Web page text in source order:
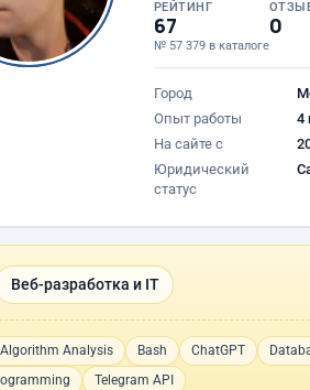
РЕЙТИНГ
67
№ 57 379 в каталоге
0
Город
Опыт работы
4
На сайте с
Юридический
статус
Веб-разработка и IT
Algorithm Analysis Bash ChatGPT
Telegram API